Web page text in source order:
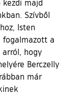
majd
Szívből
Isten
fogalmazott a
hogy
Berczelly
már